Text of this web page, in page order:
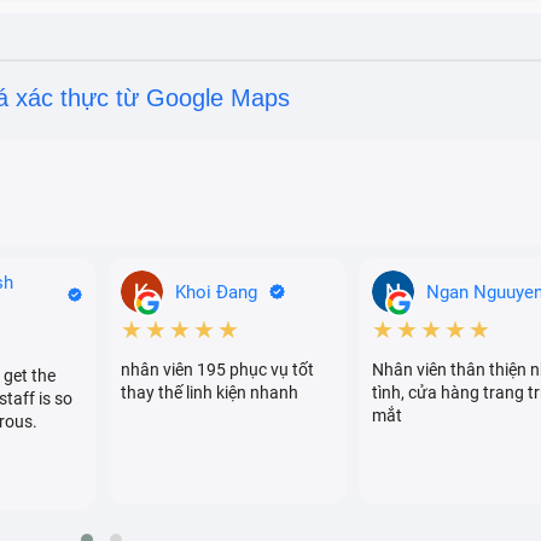
8MP được đặt trong lỗ đục trên màn hình, cho thiết
trên màn hình.
hơn so với màn hình LCD, do đó giá thành của điện thoại
LCD, do đó dễ bị hao mòn và mất độ sáng theo thời gian.
xác thực từ Google Maps
the
is so
Khoi Đang
★★★★★
nhân viên 195 phục vụ tốt
thay thế linh kiện nhanh
Ngan
★★★★★
Nhân viên thân thiện
tình, cửa hàng trang
mắt